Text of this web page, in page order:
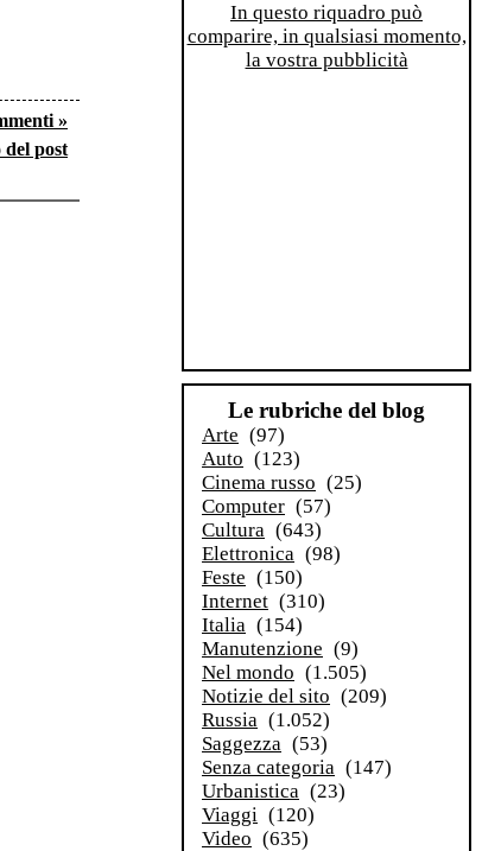
»
del post
In questo riquadro può
comparire, in qualsiasi momento,
la vostra pubblicità
Le rubriche del blog
Arte (97)
Auto (123)
Cinema russo (25)
Computer (57)
Cultura (643)
Elettronica (98)
Feste (150)
Internet (310)
Italia (154)
Manutenzione (9)
Nel mondo (1.505)
Notizie del sito (209)
Russia (1.052)
Saggezza (53)
Senza categoria (147)
Urbanistica (23)
Viaggi (120)
Video (635)